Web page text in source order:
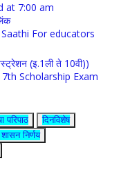
at 7:00 am
Saathi For educators
(इ.1ली ते 10वी))
7th Scholarship Exam
दिनविशेष
निर्णय